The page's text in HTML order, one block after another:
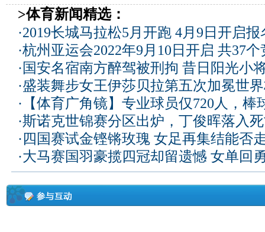
>体育新闻精选：
·2019长城马拉松5月开跑 4月9日开启报
·杭州亚运会2022年9月10日开启 共37
· 国安名宿南方醉驾被刑拘 昔日阳光小
·盛装舞步女王伊莎贝拉第五次加冕世
· 【体育广角镜】专业球员仅720人，
·斯诺克世锦赛分区出炉，丁俊晖落入
· 四国赛试金铿锵玫瑰 女足再集结能否
·大马赛国羽豪揽四冠却留遗憾 女单回